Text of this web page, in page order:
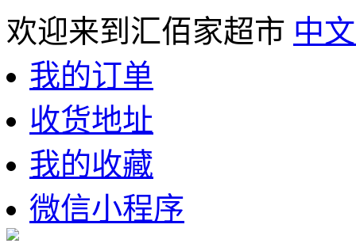
欢迎来到汇佰家超市 中
我的订单
收货地址
我的收藏
微信小程序